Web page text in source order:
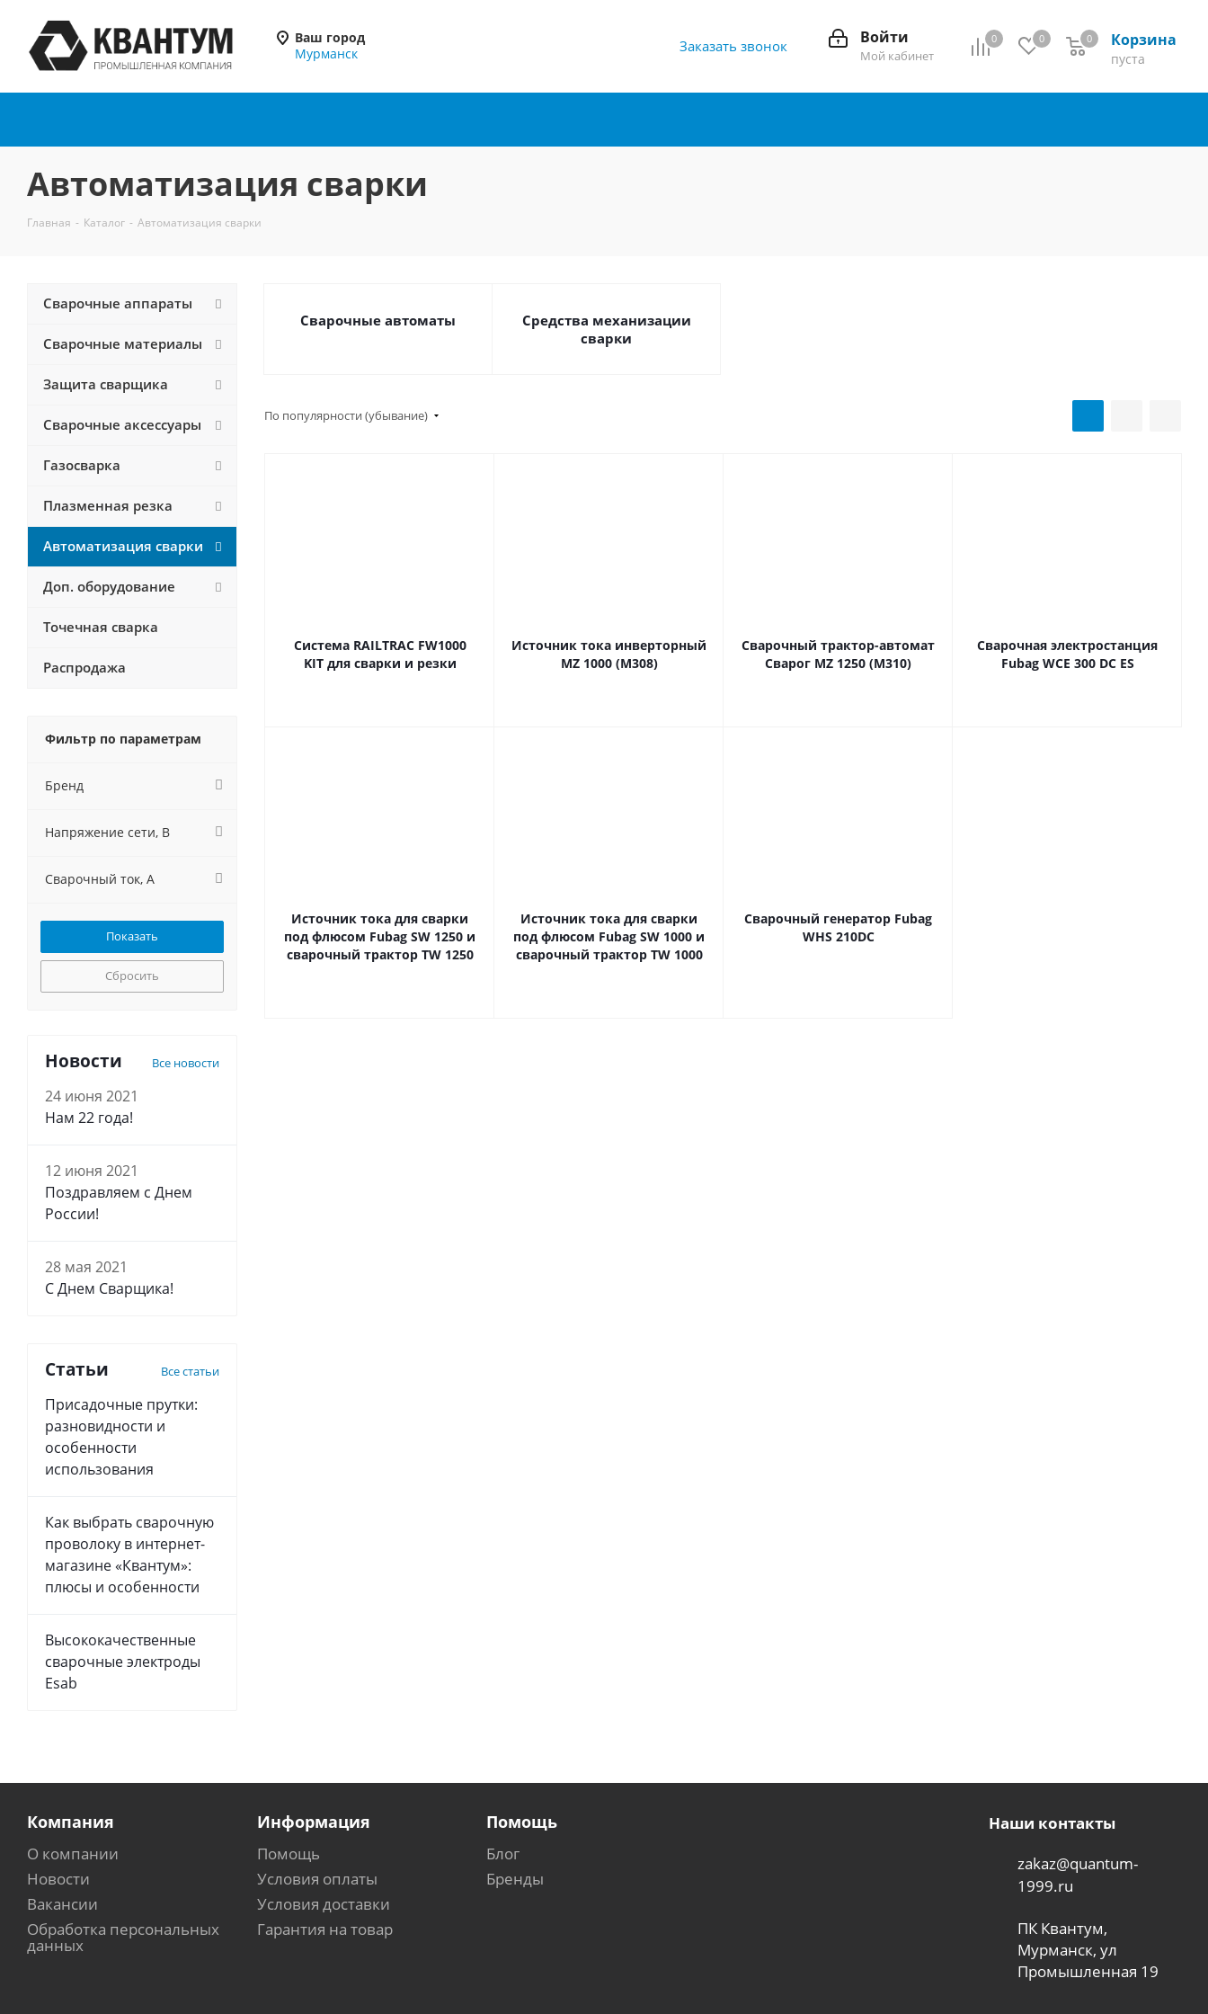
Ваш город
Мурманск
0 0 Корзина
0
пуста
0
Войти
Мой кабинет
Заказать звонок
Автоматизация сварки
Главная - Каталог - Автоматизация сварки
Сварочные автоматы
Средства механизации
сварки
По популярности (убывание)
Система RAILTRAC FW1000
KIT для сварки и резки
Источник тока инверторный
MZ 1000 (М308)
Сварочный трактор-автомат
Сварог MZ 1250 (M310)
Сварочная электростанция
Fubag WCE 300 DC ES
Источник тока для сварки
под флюсом Fubag SW 1250 и
сварочный трактор TW 1250
Источник тока для сварки
под флюсом Fubag SW 1000 и
сварочный трактор TW 1000
Сварочный генератор Fubag
WHS 210DC
Сварочные аппараты
Сварочные материалы
Защита сварщика
Сварочные аксессуары
Газосварка
Плазменная резка
Автоматизация сварки
Доп. оборудование
Точечная сварка
Распродажа
Фильтр по параметрам
Бренд
Напряжение сети, В
Сварочный ток, А
Сбросить
Новости Все новости
24 июня 2021
Нам 22 года!
12 июня 2021
Поздравляем с Днем
России!
28 мая 2021
С Днем Сварщика!
Статьи Все статьи
Присадочные прутки:
разновидности и
особенности
использования
Как выбрать сварочную
проволоку в интернет-
магазине «Квантум»:
плюсы и особенности
Высококачественные
сварочные электроды
Esab
Компания
О компании
Новости
Вакансии
Обработка персональных
данных
Информация
Помощь
Условия оплаты
Условия доставки
Гарантия на товар
Помощь
Блог
Бренды
Наши контакты
zakaz@quantum-
1999.ru
ПК Квантум,
Мурманск, ул
Промышленная 19